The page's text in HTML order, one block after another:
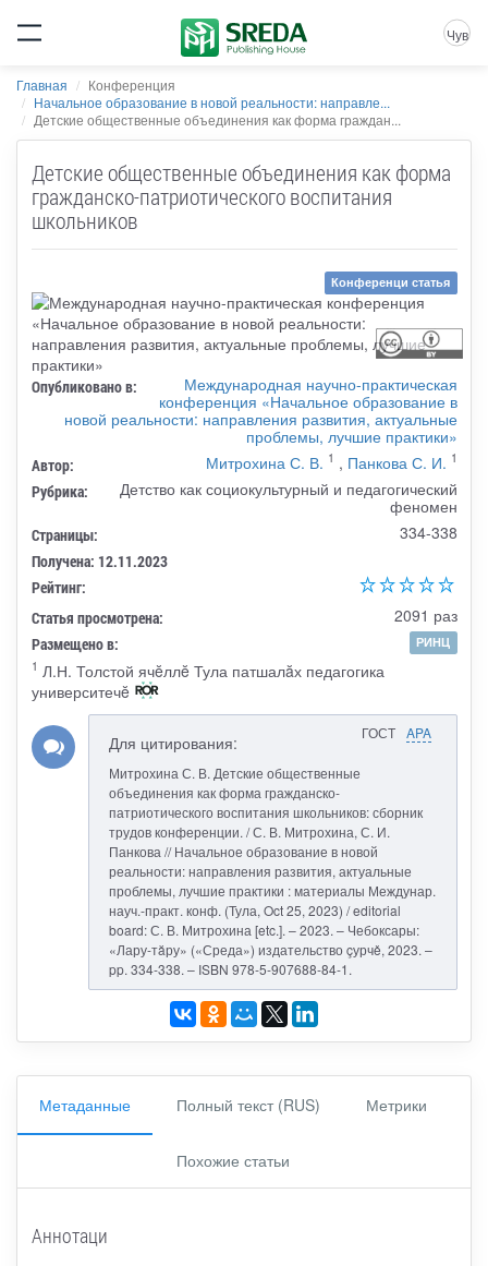
Чув
Главная
Конференция
Начальное образование в новой реальности: направле...
Детские общественные объединения как форма граждан...
Детские общественные объединения как форма
гражданско-патриотического воспитания
школьников
Конференци статья
Опубликовано в:
Международная научно-практическая
конференция «Начальное образование в
новой реальности: направления развития, актуальные
проблемы, лучшие практики»
Автор: Митрохина С. В. 1 , Панкова С. И. 1
Рубрика:
Детство как социокультурный и педагогический
феномен
Страницы: 334-338
Получена: 12.11.2023
Рейтинг:
Статья просмотрена:
2091 раз
Размещено в:
РИНЦ
1 Л.Н. Толстой ячĕллĕ Тула патшалăх педагогика
университечĕ
ГОСТ APA
Для цитирования:
Митрохина С. В. Детские общественные
объединения как форма гражданско-
патриотического воспитания школьников: сборник
трудов конференции. / С. В. Митрохина, С. И.
Панкова // Начальное образование в новой
реальности: направления развития, актуальные
проблемы, лучшие практики : материалы Междунар.
науч.-практ. конф. (Тула, Oct 25, 2023) / editorial
board: С. В. Митрохина [etc.]. – 2023. – Чебоксары:
«Лару-тăру» («Среда») издательство çурчě, 2023. –
pp. 334-338. – ISBN 978-5-907688-84-1.
Метаданные Полный текст (RUS) Метрики
Похожие статьи
Аннотаци